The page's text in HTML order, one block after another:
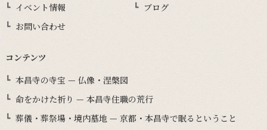
イベント情報
ブログ
お問い合わせ
コンテンツ
本昌寺の寺宝 — 仏像・涅槃図
命をかけた祈り — 本昌寺住職の荒行
葬儀・葬祭場・境内墓地 — 京都・本昌寺で眠るということ